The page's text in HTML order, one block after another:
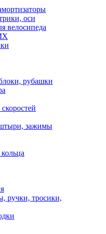
оси
велосипеда
рубашки
зажимы
ручки, тросики,